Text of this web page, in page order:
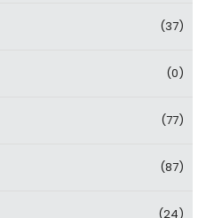
(37)
(0)
(77)
(87)
(24)